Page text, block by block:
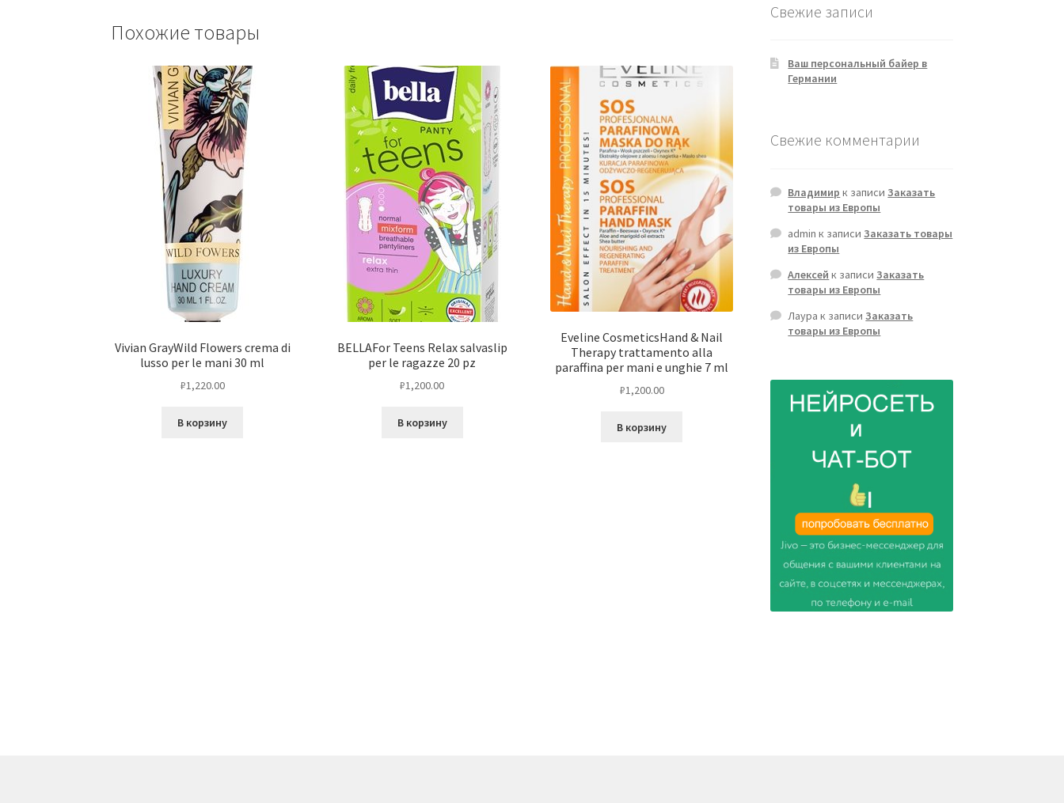
Похожие товары
Vivian GrayWild Flowers crema di
lusso per le mani 30 ml
₽1,220.00
В корзину
BELLAFor Teens Relax salvaslip
per le ragazze 20 pz
₽1,200.00
В корзину
Eveline CosmeticsHand & Nail
Therapy trattamento alla
paraffina per mani e unghie 7 ml
₽1,200.00
В корзину
Свежие записи
Ваш персональный байер в
Германии
Свежие комментарии
Владимир к записиЗаказать
товары из Европы
admin к записиЗаказать товары
из Европы
Алексей к записиЗаказать
товары из Европы
Лаура к записиЗаказать
товары из Европы